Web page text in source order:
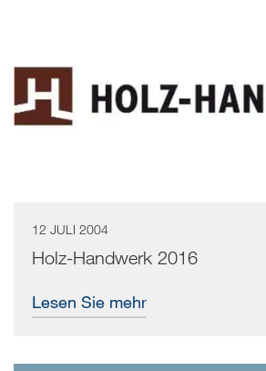
12 JULI 2004
Holz-Handwerk 2016
Lesen Sie mehr